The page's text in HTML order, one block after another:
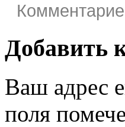
Добавить
Ваш адрес
поля